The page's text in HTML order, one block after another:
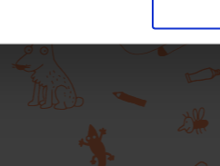
navigazione.
dettagli
la
sui cookie, ti